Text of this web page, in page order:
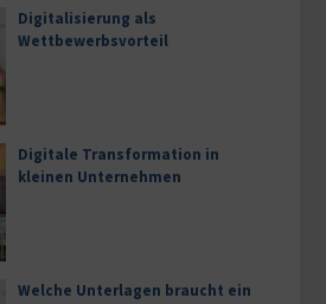
Digitalisierung als
Wettbewerbsvorteil
Digitale Transformation in
kleinen Unternehmen
Welche Unterlagen braucht ein